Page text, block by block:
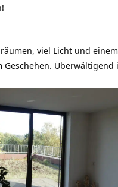
viel Licht und einem
Überwältigend